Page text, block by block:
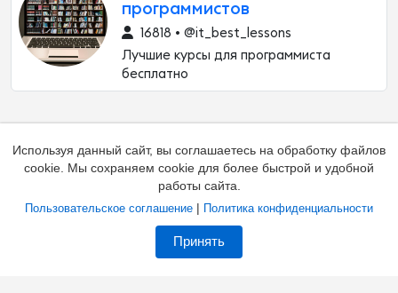
программистов
16818 • @it_best_lessons
Лучшие курсы для программиста
бесплатно
Контакты
Используя данный сайт, вы соглашаетесь на обработку файлов
cookie. Мы сохраняем cookie для более быстрой и удобной
работы сайта.
Пользовательское соглашение | Политика конфиденциальности
Принять